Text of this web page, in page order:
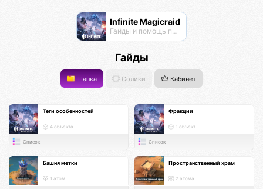
Infinite Magicraid
Гайды и помощь по игре
Гайды
Папка Солики Кабинет
Теги особенностей
4 объекта
Список
Фракции
1 объект
Список
Башня метки
1 атом
Пространственный храм
2 атома